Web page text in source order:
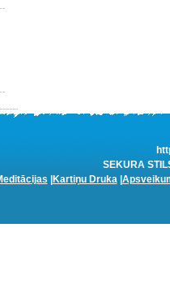
SEKURA
Kartiņu Druka|